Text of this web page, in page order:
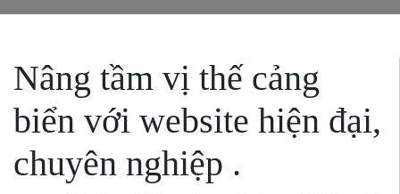
Nâng tầm vị thế cảng
biển với website hiện đại,
chuyên nghiệp .